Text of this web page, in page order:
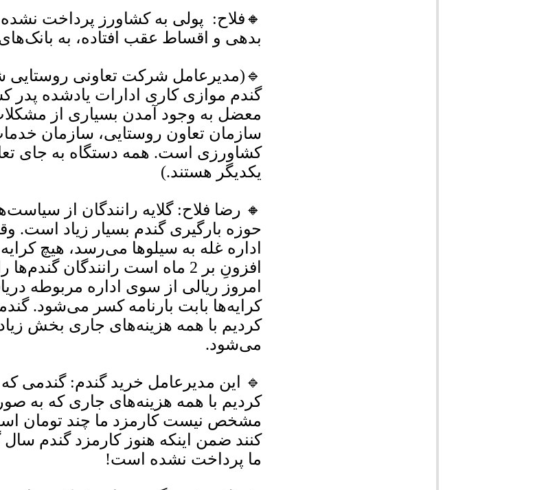
🔸فلاح: پولی به کشاورز پرداخت
بدهی و اقساط عقب افتاده، به
🔹(مدیرعامل شرکت تعاونی روستایی
گندم موازی کاری ادارات یادشده پدر
معضل به وجود آمدن بسیاری از
سازمان تعاون روستایی، سازمان
کشاورزی است. همه دستگاه به جای
یکدیگر هستند.)
🔸 رضا فلاح: گلایه رانندگان از
حوزه بارگیری گندم بسیار زیاد است.
اداره غله به سیلوها می‌رسد، هیچ
افزونِ بر 2 ماه است رانندگان
امروز ریالی از سوی اداره مربوطه
کرایه‌ها بابت بارنامه کسر می‌شود.
کردیم با همه هزینه‌های جاری بخش
می‌شود.
🔹 این مدیرعامل خرید گندم: گندمی
کردیم با همه هزینه‌های جاری که به
مشخص نیست کارمزد ما چند تومان
کنند ضمن اینکه هنوز کارمزد گندم
ما پرداخت نشده است!